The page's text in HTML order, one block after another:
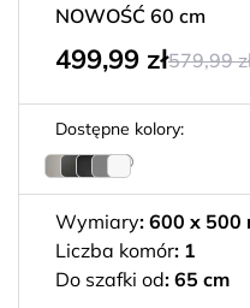
NOWOŚĆ 60 cm
499,99 zł579,99
Dostępne kolory:
Wymiary: 600 x 500
Liczba komór: 1
Do szafki od: 65 cm